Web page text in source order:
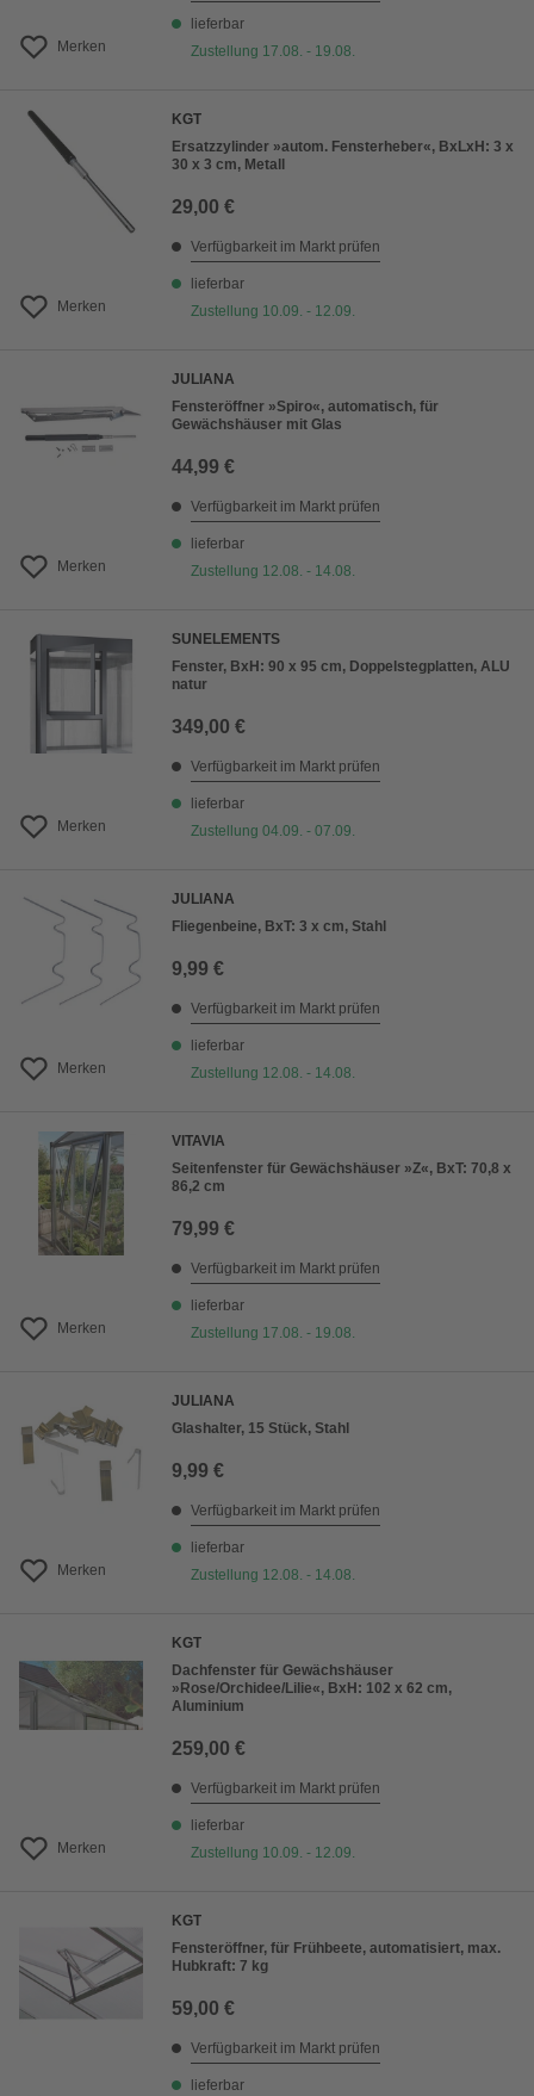
Merken
lieferbar
Zustellung 17.08. - 19.08.
Merken
KGT
Ersatzzylinder »autom. Fensterheber«, BxLxH: 3 x
30 x 3 cm, Metall
29,00 €
Verfügbarkeit im Markt prüfen
lieferbar
Zustellung 10.09. - 12.09.
Merken
JULIANA
Fensteröffner »Spiro«, automatisch, für
Gewächshäuser mit Glas
44,99 €
Verfügbarkeit im Markt prüfen
lieferbar
Zustellung 12.08. - 14.08.
Merken
SUNELEMENTS
Fenster, BxH: 90 x 95 cm, Doppelstegplatten, ALU
natur
349,00 €
Verfügbarkeit im Markt prüfen
lieferbar
Zustellung 04.09. - 07.09.
Merken
JULIANA
Fliegenbeine, BxT: 3 x cm, Stahl
9,99 €
Verfügbarkeit im Markt prüfen
lieferbar
Zustellung 12.08. - 14.08.
Merken
VITAVIA
Seitenfenster für Gewächshäuser »Z«, BxT: 70,8 x
86,2 cm
79,99 €
Verfügbarkeit im Markt prüfen
lieferbar
Zustellung 17.08. - 19.08.
Merken
JULIANA
Glashalter, 15 Stück, Stahl
9,99 €
Verfügbarkeit im Markt prüfen
lieferbar
Zustellung 12.08. - 14.08.
Merken
KGT
Dachfenster für Gewächshäuser
»Rose/Orchidee/Lilie«, BxH: 102 x 62 cm,
Aluminium
259,00 €
Verfügbarkeit im Markt prüfen
lieferbar
Zustellung 10.09. - 12.09.
KGT
Fensteröffner, für Frühbeete, automatisiert, max.
Hubkraft: 7 kg
59,00 €
Verfügbarkeit im Markt prüfen
lieferbar